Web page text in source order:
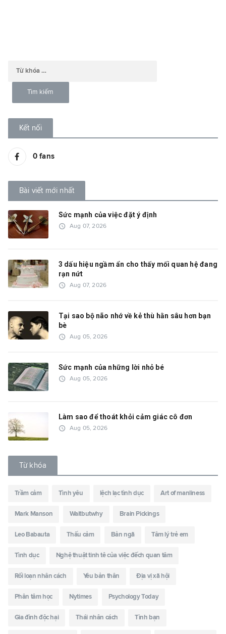
Kết nối
0fans
Bài viết mới nhất
Sức mạnh của việc đặt ý định
access_time Aug 07, 2026
3 dấu hiệu ngầm ẩn cho thấy mối quan hệ đang
rạn nứt
access_time Aug 07, 2026
Tại sao bộ não nhớ về kẻ thù hằn sâu hơn bạn
bè
access_time Aug 05, 2026
Sức mạnh của những lời nhỏ bé
access_time Aug 05, 2026
Làm sao để thoát khỏi cảm giác cô đơn
access_time Aug 05, 2026
Từ khóa
Trầm cảm Tình yêu lệch lạc tình dục Art of manliness
Mark Manson Waitbutwhy Brain Pickings
Leo Babauta Thấu cảm Bản ngã Tâm lý trẻ em
Tình dục Nghệ thuật tinh tê của việc đếch quan tâm
Rối loạn nhân cách Yêu bản thân Địa vị xã hội
Phân tâm học Nytimes Psychology Today
Gia đình độc hại Thái nhân cách Tình bạn